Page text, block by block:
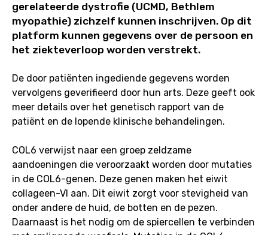
gerelateerde dystrofie (UCMD, Bethlem
myopathie) zichzelf kunnen inschrijven. Op dit
platform kunnen gegevens over de persoon en
het ziekteverloop worden verstrekt.
De door patiënten ingediende gegevens worden
vervolgens geverifieerd door hun arts. Deze geeft ook
meer details over het genetisch rapport van de
patiënt en de lopende klinische behandelingen.
COL6 verwijst naar een groep zeldzame
aandoeningen die veroorzaakt worden door mutaties
in de COL6-genen. Deze genen maken het eiwit
collageen-VI aan. Dit eiwit zorgt voor stevigheid van
onder andere de huid, de botten en de pezen.
Daarnaast is het nodig om de spiercellen te verbinden